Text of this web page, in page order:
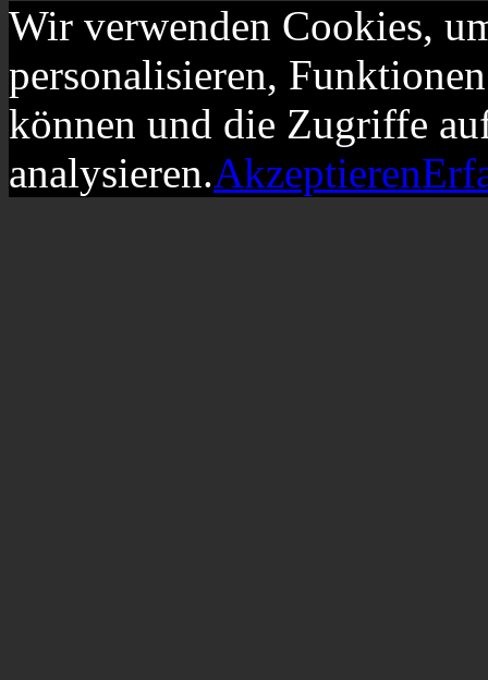
Wir verwenden Cookies,
personalisieren,
können und die Zugriffe
analysieren.Akzeptieren